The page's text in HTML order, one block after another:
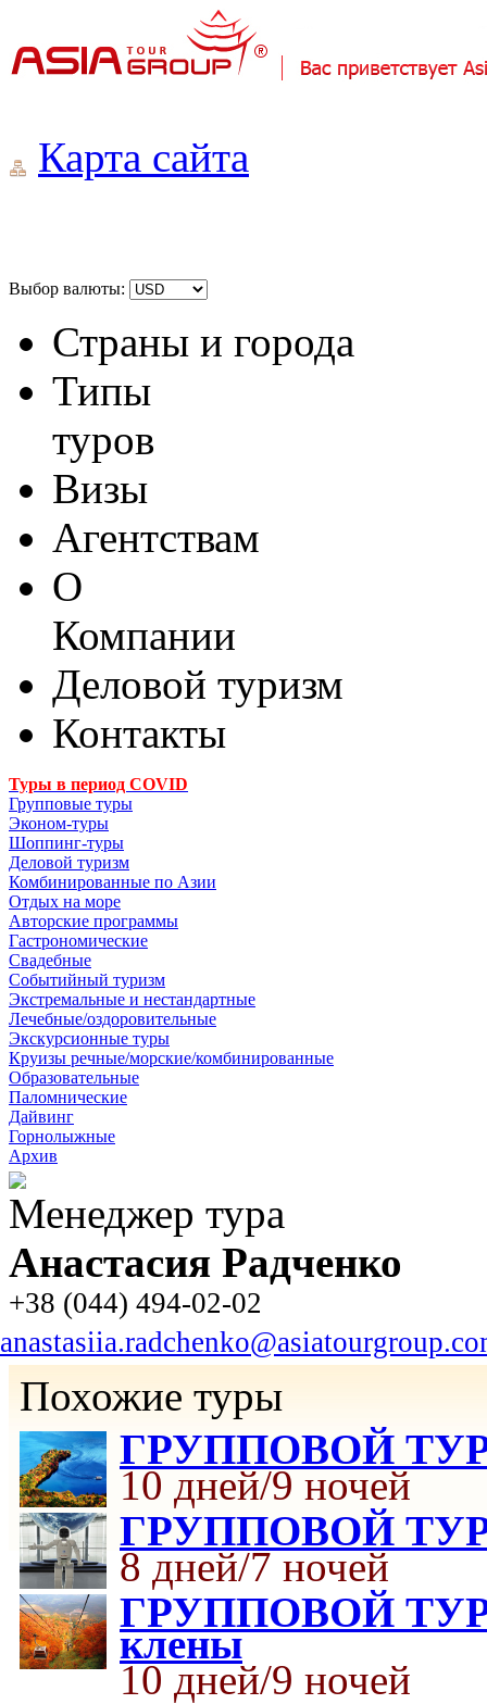
Карта сайта
Выбор валюты:
Страны и города
Типы
туров
Визы
Агентствам
О
Компании
Деловой туризм
Контакты
Туры в период COVID
Групповые туры
Эконом-туры
Шоппинг-туры
Деловой туризм
Комбинированные по Азии
Отдых на море
Авторские программы
Гастрономические
Свадебные
Событийный туризм
Экстремальные и нестандартные
Лечебные/оздоровительные
Экскурсионные туры
Круизы речные/морские/комбинированные
Образовательные
Паломнические
Дайвинг
Горнолыжные
Архив
Менеджер тура
Анастасия Радченко
+38 (044) 494-02-02
Похожие туры
ГРУППОВОЙ ТУР
10 дней/9 ночей
ГРУППОВОЙ ТУР
8 дней/7 ночей
ГРУППОВОЙ ТУР
клены
10 дней/9 ночей